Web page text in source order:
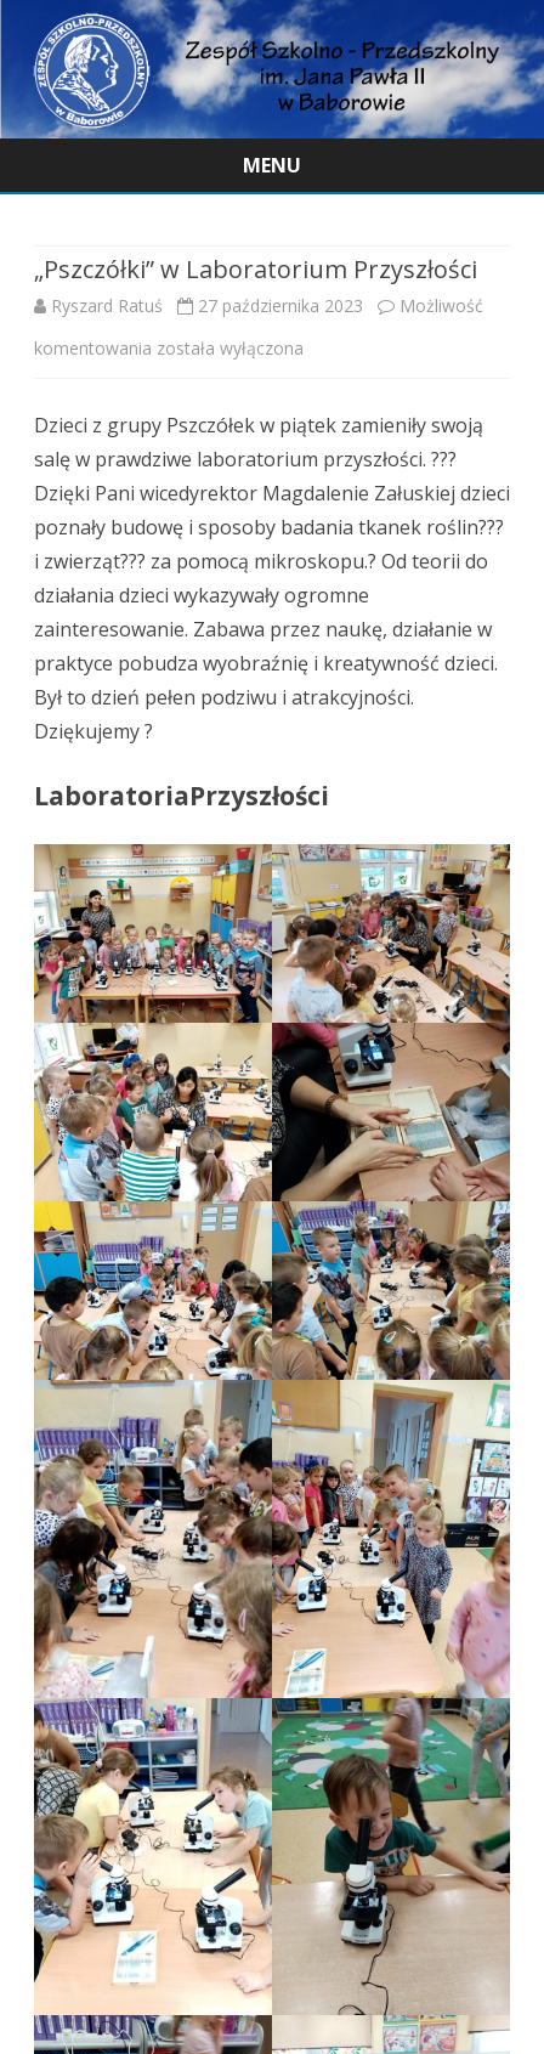
MENU
„Pszczółki” w Laboratorium Przyszłości
Ryszard Ratuś 27 października 2023
Możliwość
komentowania „Pszczółki”
Laboratorium
została wyłączona
Dzieci z grupy Pszczółek w piątek zamieniły swoją
salę w prawdziwe laboratorium przyszłości. ???
Dzięki Pani wicedyrektor Magdalenie Załuskiej dzieci
poznały budowę i sposoby badania tkanek roślin???
i zwierząt??? za pomocą mikroskopu.? Od teorii do
działania dzieci wykazywały ogromne
zainteresowanie. Zabawa przez naukę, działanie w
praktyce pobudza wyobraźnię i kreatywność dzieci.
Był to dzień pełen podziwu i atrakcyjności.
Dziękujemy ?
LaboratoriaPrzyszłości